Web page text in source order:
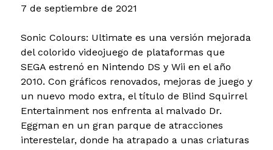
7 de septiembre de 2021
Sonic Colours: Ultimate es una versión mejorada
del colorido videojuego de plataformas que
SEGA estrenó en Nintendo DS y Wii en el año
2010. Con gráficos renovados, mejoras de juego y
un nuevo modo extra, el título de Blind Squirrel
Entertainment nos enfrenta al malvado Dr.
Eggman en un gran parque de atracciones
interestelar, donde ha atrapado a unas criaturas